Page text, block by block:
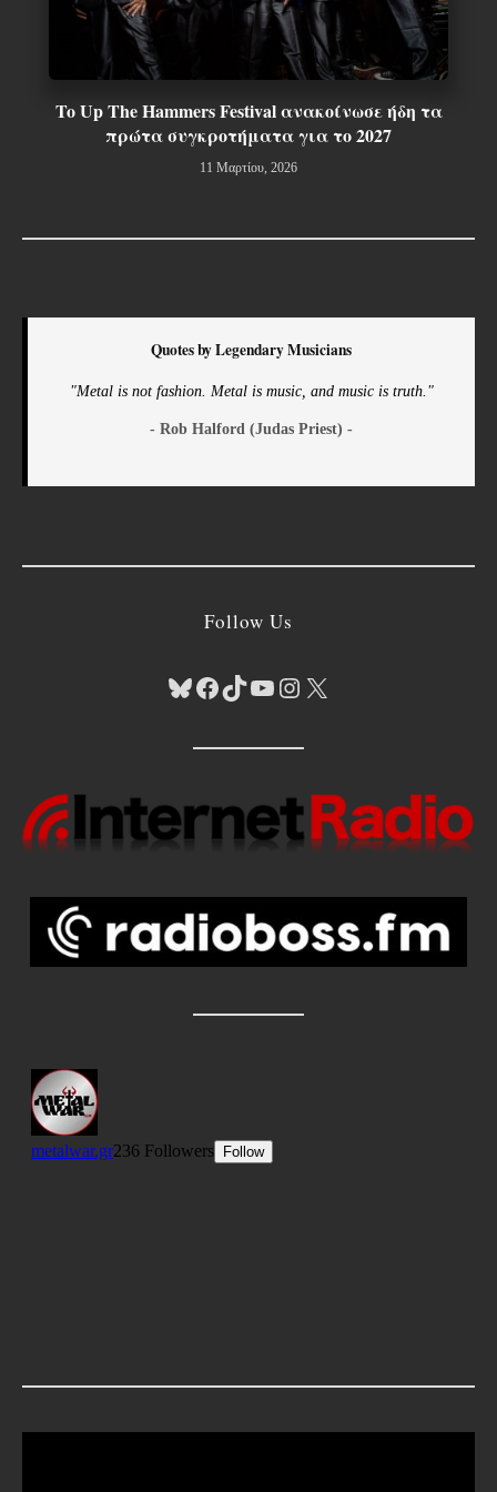
To Up The Hammers Festival ανακοίνωσε ήδη τα
πρώτα συγκροτήματα για το 2027
11 Μαρτίου, 2026
Quotes by Legendary Musicians
"Metal is not fashion. Metal is music, and music is truth."
- Rob Halford (Judas Priest) -
Follow Us